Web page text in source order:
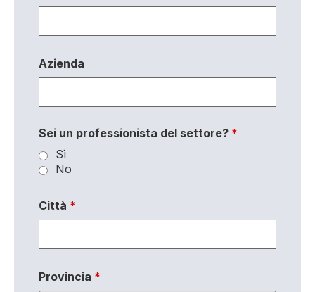
Azienda
Sei un professionista del settore? *
Sì
No
Città *
Provincia *